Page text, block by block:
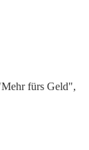
fürs Geld",